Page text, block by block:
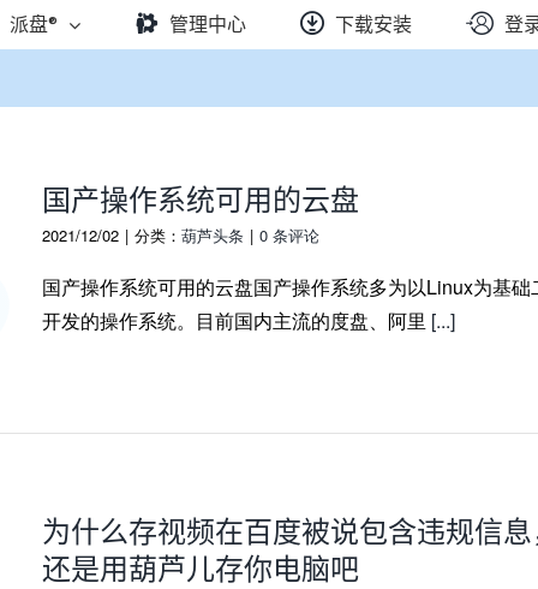
派盘® 管理中心 下载安装 登
国产操作系统可用的云盘
2021/12/02 | 分类： 葫芦头条 | 0 条评论
国产操作系统可用的云盘国产操作系统多为以Linux为基础
开发的操作系统。目前国内主流的度盘、阿里 [...]
为什么存视频在百度被说包含违规信
还是用葫芦儿存你电脑吧